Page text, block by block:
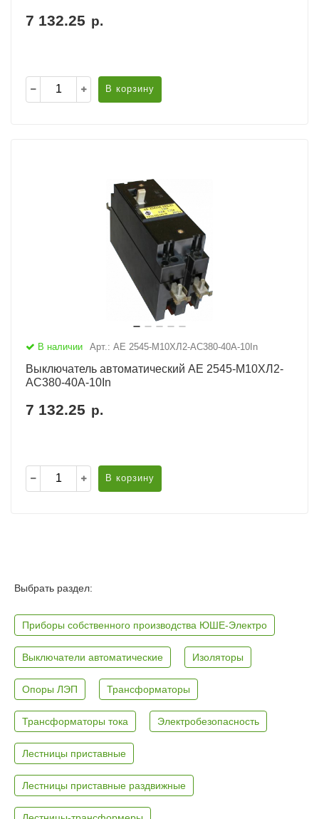
7 132.25 р.
В корзину
В наличии Арт.: АЕ 2545-М10ХЛ2-AC380-40А-10In
Выключатель автоматический АЕ 2545-М10ХЛ2-
AC380-40А-10In
7 132.25 р.
В корзину
Выбрать раздел:
Приборы собственного производства ЮШЕ-Электро
Выключатели автоматические Изоляторы
Опоры ЛЭП Трансформаторы
Трансформаторы тока Электробезопасность
Лестницы приставные
Лестницы приставные раздвижные